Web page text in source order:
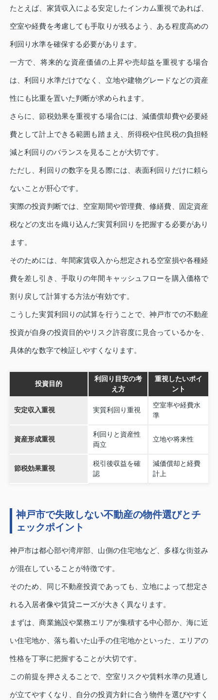
たとえば、家賃収入による安定したインカム重視であれば、
空室や経費を考慮しても手取りが残るよう、ある程度高めの
利回り水準を確保する必要があります。
一方で、将来的な資産価値の上昇や売却益を重視する場合
は、利回り水準だけでなく、立地や建物グレードなどの資産
性にも比重を置いた判断が求められます。
さらに、節税効果を重視する場合には、減価償却費や必要経
費として計上できる範囲も踏まえ、所得税や住民税の負担軽
減と利回りのバランスを見ることが大切です。
ただし、利回りの数字を見る際には、表面利回りだけに頼ら
ないことが肝心です。
実際の投資判断では、空室期間や管理費、修繕費、固定資産
税などの支出を織り込んだ実質利回りを把握する必要があり
ます。
そのためには、年間家賃収入から想定される空室損や各種経
費を差し引き、手取りの年間キャッシュフローを購入価格で
割り戻して計算する方法が有効です。
こうした実質利回りの試算を行うことで、神戸市での不動産
投資が自身の投資目的やリスク許容度に見合っているかを、
具体的な数字で検証しやすくなります。
投資目的
利回り目安の考
え方
重視したいポイ
ント
安定収入重視 実質利回り重視
空室率や経費水
準
資産形成重視
利回りと資産性
両立
立地や将来性
節税効果重視
税引後収益を確
認
減価償却と経費
計上
神戸市で失敗しない不動産の物件選びとチ
ェックポイント
神戸市は都心部や湾岸部、山側の住宅地など、多様な街並み
が混在していることが特徴です。
そのため、同じ不動産投資であっても、立地によって想定さ
れる入居者像や賃貸ニーズが大きく異なります。
まずは、商業施設や業務エリアが集積する中心部か、海に近
い住宅地か、落ち着いた山手の住宅地かといった、エリアの
性格を丁寧に把握することが大切です。
この前提を押さえることで、空室リスクや賃料水準の見通し
が立てやすくなり、自分の投資方針に合う物件を選びやすく